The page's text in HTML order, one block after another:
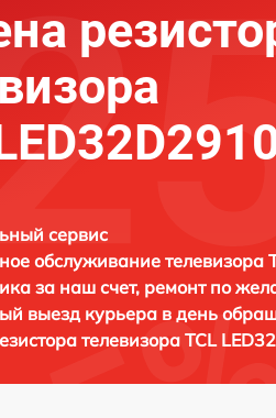
сервис
обслуживание телевизора
за наш счет, ремонт по
выезд курьера в день
телевизора TCL